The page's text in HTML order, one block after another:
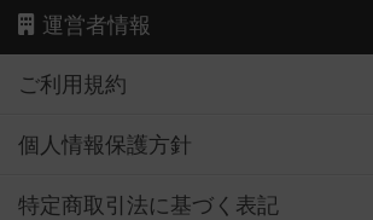
運営者情報
ご利用規約
個人情報保護方針
特定商取引法に基づく表記